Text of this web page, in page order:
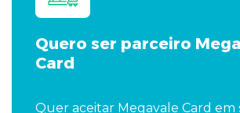
Quero ser parceiro
Card
Quer aceitar Megavale Card em